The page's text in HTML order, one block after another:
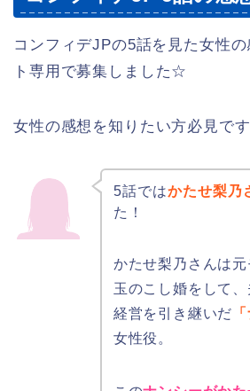
コンフィデJPの5話を見た女性
ト専用で募集しました☆
女性の感想を知りたい方必見で
5話ではかたせ梨乃
た！
かたせ梨乃さんは
玉のこし婚をして
経営を引き継いだ
女性役。